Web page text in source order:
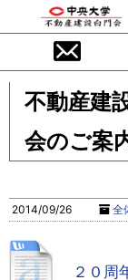
不動産建
会のご案
2014/09/26 全
２０周